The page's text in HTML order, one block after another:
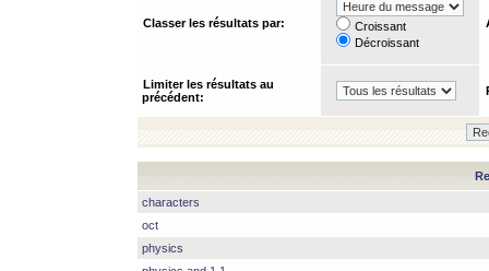
Classer les résultats par:
Croissant
Décroissant
Limiter les résultats au
précédent:
characters
oct
physics